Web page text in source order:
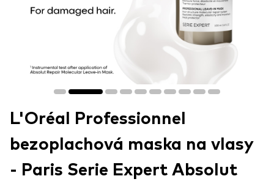
L'Oréal Professionnel
bezoplachová maska na vlasy
- Paris Serie Expert Absolut